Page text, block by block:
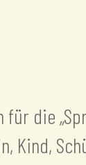
die
Kind,